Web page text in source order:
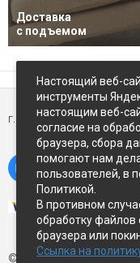
Доставка
с подъемом
г. Петропавловск-
© Экспострой, 2026 г.
Настоящий веб-
инструменты
настоящим веб-
согласие на
браузера, сбора
помогают нам
пользователей, в
Политикой.
В противном
обработку файлов
браузера или
Ссылка на